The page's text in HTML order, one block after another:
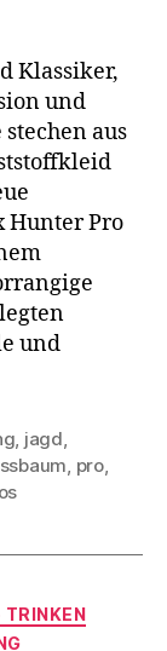
Klassiker,
und
aus
Hunter Pro
und
, jagd,
, pro,
TRINKEN